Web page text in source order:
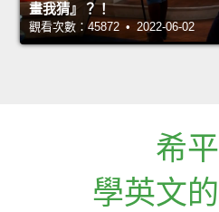
畫我猜』？！
觀看次數：45872 • 2022-06-02
希
學英文